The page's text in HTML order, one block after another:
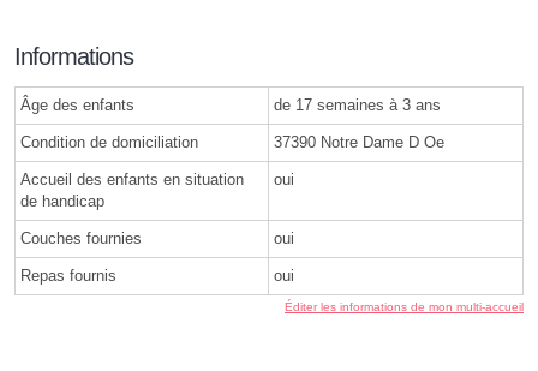
Informations
Âge des enfants de 17 semaines à 3 ans
Condition de domiciliation 37390 Notre Dame D Oe
Accueil des enfants en situation
de handicap
oui
Couches fournies oui
Repas fournis oui
Éditer les informations de mon multi-accueil